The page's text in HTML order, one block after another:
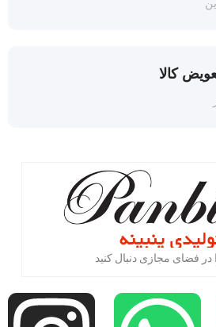
کالا
فضای مجازی دنبال کنید